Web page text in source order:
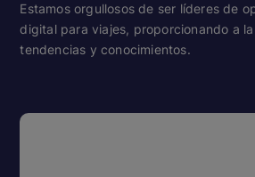
Estamos orgullosos de ser líderes de
digital para viajes, proporcionando a
tendencias y conocimientos.